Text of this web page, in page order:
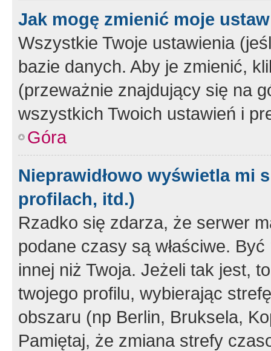
Jak mogę zmienić moje
Wszystkie Twoje ustawienia
bazie danych. Aby je zmienić,
(przeważnie znajdujący się na
wszystkich Twoich ustawień i
Góra
Nieprawidłowo wyświetla mi
profilach, itd.)
Rzadko się zdarza, że serwer
podane czasy są właściwe.
innej niż Twoja. Jeżeli tak jest,
twojego profilu, wybierając
obszaru (np Berlin, Bruksela,
Pamiętaj, że zmiana strefy